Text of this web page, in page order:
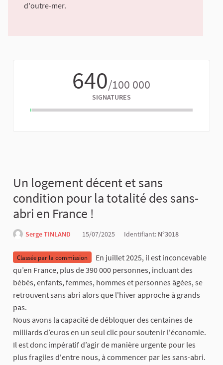
d'outre-mer.
640/100 000
SIGNATURES
Un logement décent et sans
condition pour la totalité des sans-
abri en France !
Serge TINLAND 15/07/2025 Identifiant: N°3018
Classée par la commission
En juillet 2025, il est inconcevable
qu’en France, plus de 390 000 personnes, incluant des
bébés, enfants, femmes, hommes et personnes âgées, se
retrouvent sans abri alors que l'hiver approche à grands
pas.
Nous avons la capacité de débloquer des centaines de
milliards d’euros en un seul clic pour soutenir l'économie.
Il est donc impératif d’agir de manière urgente pour les
plus fragiles d'entre nous, à commencer par les sans-abri.